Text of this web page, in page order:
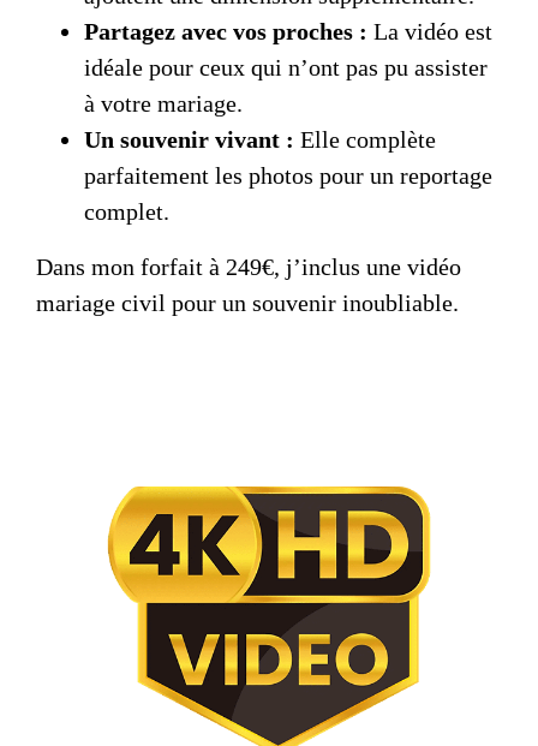
Partagez avec vos proches : La vidéo est
idéale pour ceux qui n’ont pas pu assister
à votre mariage.
Un souvenir vivant : Elle complète
parfaitement les photos pour un reportage
complet.
Dans mon forfait à 249€, j’inclus une vidéo
mariage civil pour un souvenir inoubliable.